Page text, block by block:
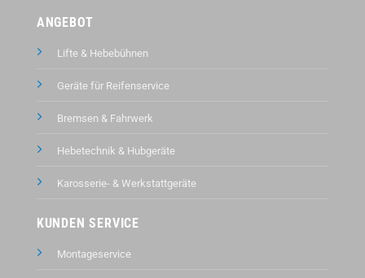
ANGEBOT
Lifte & Hebebühnen
Geräte für Reifenservice
Bremsen & Fahrwerk
Hebetechnik & Hubgeräte
Karosserie- & Werkstattgeräte
KUNDEN SERVICE
Montageservice